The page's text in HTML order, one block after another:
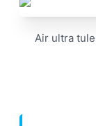
Air ultra